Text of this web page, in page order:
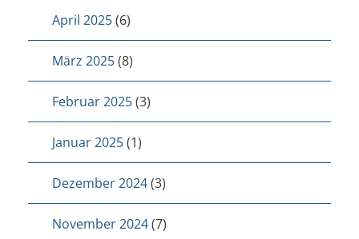
April 2025(6)
März 2025(8)
Februar 2025(3)
Januar 2025(1)
Dezember 2024(3)
November 2024(7)